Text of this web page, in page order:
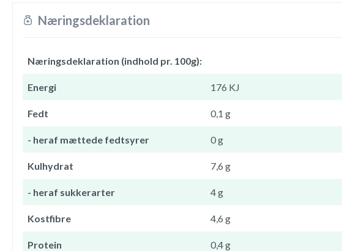
Næringsdeklaration
Næringsdeklaration (indhold pr. 100g):
Energi 176 KJ
Fedt 0,1 g
- heraf mættede fedtsyrer 0 g
Kulhydrat 7,6 g
- heraf sukkerarter 4 g
Kostfibre 4,6 g
Protein 0,4 g